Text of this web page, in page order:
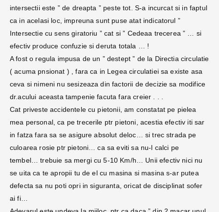
intersectii este ” de dreapta ” peste tot. S-a incurcat si in faptul
ca in acelasi loc, impreuna sunt puse atat indicatorul ”
Intersectie cu sens giratoriu ” cat si ” Cedeaa trecerea ” … si
efectiv produce confuzie si deruta totala … !
A fost o regula impusa de un ” destept ” de la Directia circulatie
( acuma pnsionat ) , fara ca in Legea circulatiei sa existe asa
ceva si nimeni nu sesizeaza din factorii de decizie sa modifice
dr.acului aceasta tampenie facuta fara creier . . .
Cat priveste accidentele cu pietonii, am constatat pe pielea
mea personal, ca pe trecerile ptr pietoni, acestia efectiv iti sar
in fatza fara sa se asigure absolut deloc… si trec strada pe
culoarea rosie ptr pietoni… ca sa eviti sa nu-l calci pe
tembel… trebuie sa mergi cu 5-10 Km/h… Unii efectiv nici nu
se uita ca te apropii tu de el cu masina si masina s-ar putea
defecta sa nu poti opri in siguranta, oricat de disciplinat sofer
ai fi…